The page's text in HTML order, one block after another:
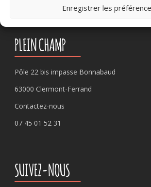
Enregistrer les
PLEIN CHAMP
Pôle 22 bis impasse Bonnabaud
63000 Clermont-Ferrand
Contactez-nous
07 45 01 52 31
SUIVEZ-NOUS